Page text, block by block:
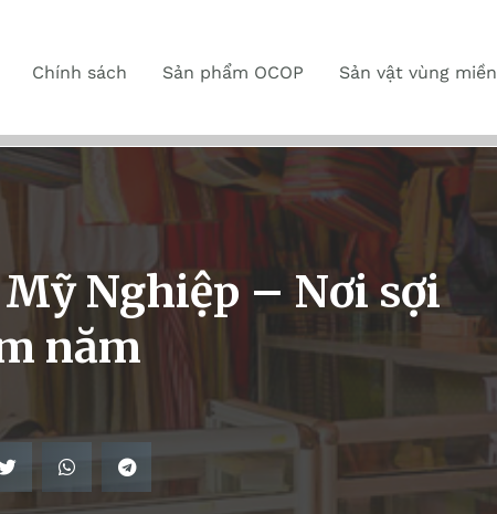
Chính sách Sản phẩm OCOP Sản vật vùng miền
Nghiệp – Nơi sợi
năm